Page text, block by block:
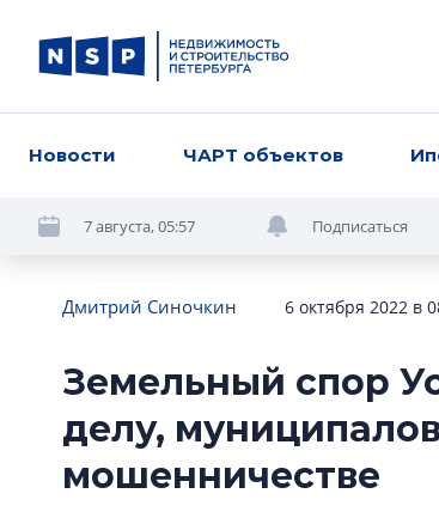
Новости ЧАРТ объектов
7 августа, 05:57 Подписаться
Дмитрий Синочкин 6 октября 2022 в
Земельный спор
делу,
мошенничестве